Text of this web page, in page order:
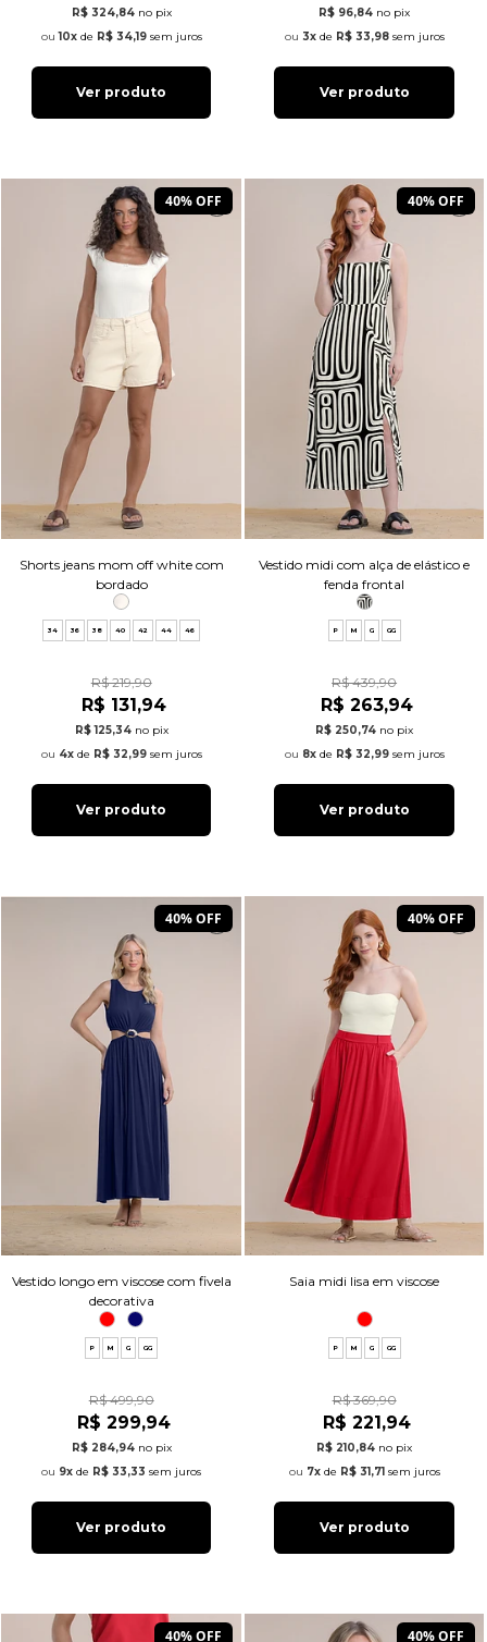
R$ 324,84 no pix
10xde R$ 34,19sem juros
Ver produto
R$ 96,84 no pix
3xde R$ 33,98sem juros
Ver produto
40% OFF
Shorts jeans mom off white com
bordado
34 36 38 40 42 44 46
R$ 219,90
R$ 131,94
R$ 125,34 no pix
4xde R$ 32,99sem juros
Ver produto
40% OFF
Vestido midi com alça de elástico e
fenda frontal
P M G GG
R$ 439,90
R$ 263,94
R$ 250,74 no pix
8xde R$ 32,99sem juros
Ver produto
40% OFF
Vestido longo em viscose com fivela
decorativa
P M G GG
R$ 499,90
R$ 299,94
R$ 284,94 no pix
9x de R$ 33,33 sem juros
Ver produto
40% OFF
Saia midi lisa em viscose
P M G GG
R$ 369,90
R$ 221,94
R$ 210,84 no pix
7xde R$ 31,71sem juros
Ver produto
40% OFF 40% OFF